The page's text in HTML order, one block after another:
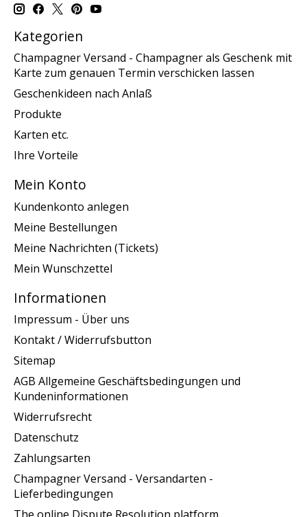
Kategorien
Champagner Versand - Champagner als Geschenk mit
Karte zum genauen Termin verschicken lassen
Geschenkideen nach Anlaß
Produkte
Karten etc.
Ihre Vorteile
Mein Konto
Kundenkonto anlegen
Meine Bestellungen
Meine Nachrichten (Tickets)
Mein Wunschzettel
Informationen
Impressum - Über uns
Kontakt / Widerrufsbutton
Sitemap
AGB Allgemeine Geschäftsbedingungen und
Kundeninformationen
Widerrufsrecht
Datenschutz
Zahlungsarten
Champagner Versand - Versandarten -
Lieferbedingungen